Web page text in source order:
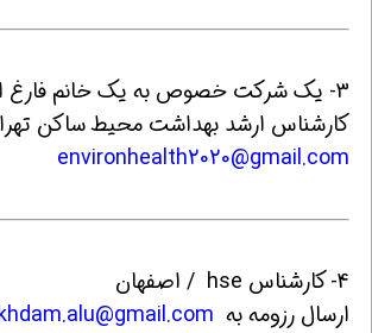
3- یک شرکت خصوص به یک خانم فارغ
کارشناس ارشد بهداشت محیط ساکن
environhealth2020@gmail.com
4- کارشناس hse / اصفهان
ارسال رزومه به